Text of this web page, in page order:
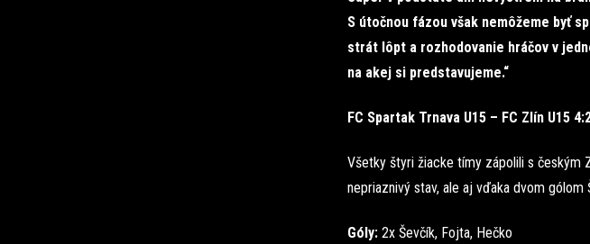
S útočnou fázou však nemôžeme byť
strát lôpt a rozhodovanie hráčov v
na akej si predstavujeme.“
FC Spartak Trnava U15 – FC Zlín U15
Všetky štyri žiacke tímy zápolili s českým
nepriaznivý stav, ale aj vďaka dvom
Góly: 2x Ševčík, Fojta, Hečko